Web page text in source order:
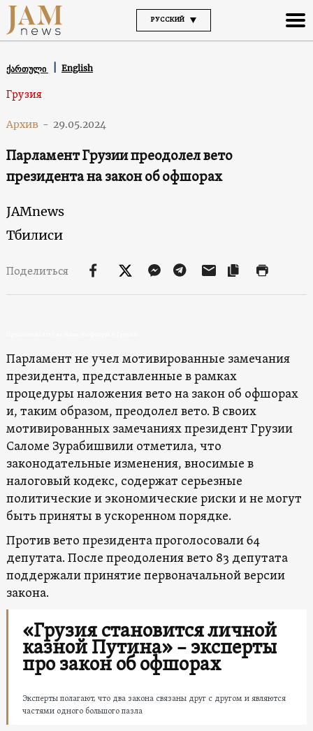
РУССКИЙ
ქართული English
Грузия
Архив - 29.05.2024
Парламент Грузии преодолел вето
президента на закон об офшорах
JAMnews
Тбилиси
Поделиться
Парламент не учел мотивированные замечания
президента, представленные в рамках
процедуры наложения вето на закон об офшорах
и, таким образом, преодолел вето. В своих
мотивированных замечаниях президент Грузии
Саломе Зурабишвили отметила, что
законодательные изменения, вносимые в
налоговый кодекс, содержат серьезные
политические и экономические риски и не могут
быть приняты в ускоренном порядке.
Против вето президента проголосовали 64
депутата. После преодоления вето 83 депутата
поддержали принятие первоначальной версии
закона.
«Грузия становится личной
казной Путина» – эксперты
про закон об офшорах
Эксперты полагают, что два закона связаны друг с другом и являются
частями одного большого пазла